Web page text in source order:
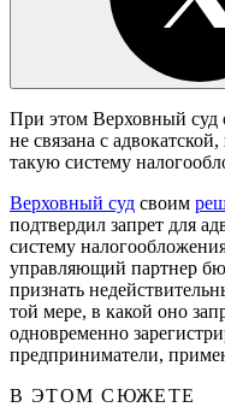
При этом Верховный суд
не связана с
такую систему
Верховный суд своим
подтвердил запрет для
систему
управляющий партнер
признать
той мере, в какой оно
одновременно
предприниматели,
В ЭТОМ СЮЖЕТЕ